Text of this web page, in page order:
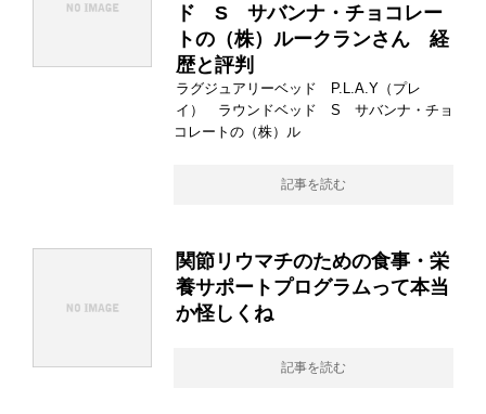
ド S サバンナ・チョコレー
トの（株）ルークランさん 経
歴と評判
ラグジュアリーベッド P.L.A.Y（プレ
イ） ラウンドベッド S サバンナ・チョ
コレートの（株）ル
記事を読む
関節リウマチのための食事・栄
養サポートプログラムって本当
か怪しくね
記事を読む